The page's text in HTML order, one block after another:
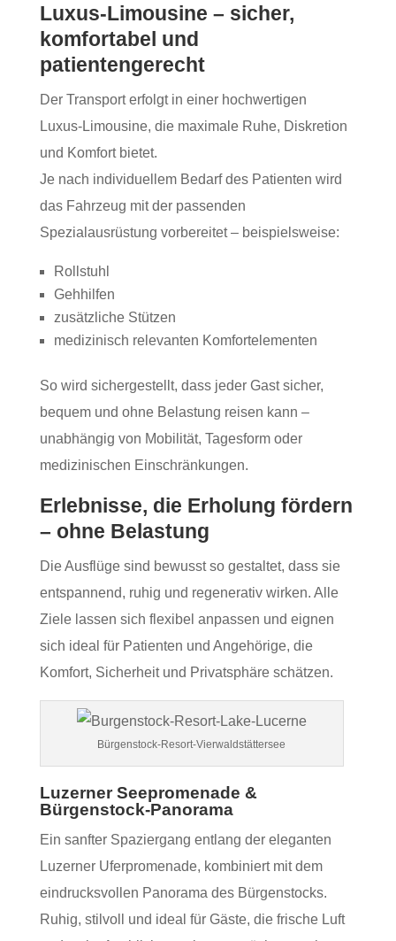
Luxus‑Limousine – sicher,
komfortabel und
patientengerecht
Der Transport erfolgt in einer hochwertigen
Luxus‑Limousine, die maximale Ruhe, Diskretion
und Komfort bietet.
Je nach individuellem Bedarf des Patienten wird
das Fahrzeug mit der passenden
Spezialausrüstung vorbereitet – beispielsweise:
Rollstuhl
Gehhilfen
zusätzliche Stützen
medizinisch relevanten Komfortelementen
So wird sichergestellt, dass jeder Gast sicher,
bequem und ohne Belastung reisen kann –
unabhängig von Mobilität, Tagesform oder
medizinischen Einschränkungen.
Erlebnisse, die Erholung fördern
– ohne Belastung
Die Ausflüge sind bewusst so gestaltet, dass sie
entspannend, ruhig und regenerativ wirken. Alle
Ziele lassen sich flexibel anpassen und eignen
sich ideal für Patienten und Angehörige, die
Komfort, Sicherheit und Privatsphäre schätzen.
Bürgenstock-Resort-Vierwaldstättersee
Luzerner Seepromenade &
Bürgenstock‑Panorama
Ein sanfter Spaziergang entlang der eleganten
Luzerner Uferpromenade, kombiniert mit dem
eindrucksvollen Panorama des Bürgenstocks.
Ruhig, stilvoll und ideal für Gäste, die frische Luft